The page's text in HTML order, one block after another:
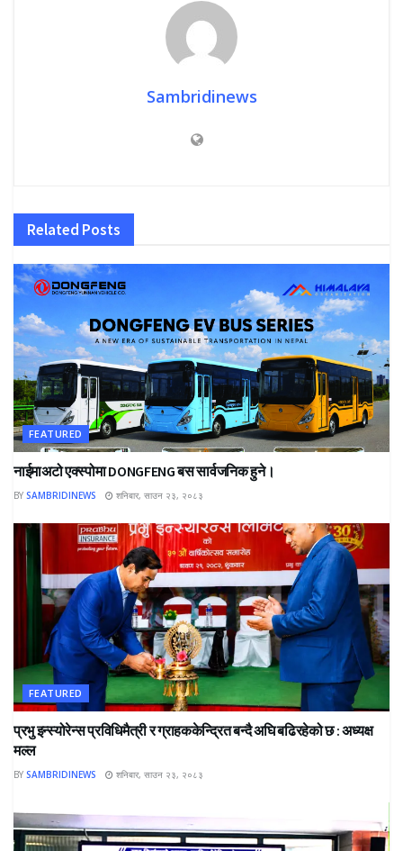
Sambridinews
Related Posts
FEATURED
नाईमाअटो एक्स्पोमा DONGFENG बस सार्वजनिक हुने।
BY SAMBRIDINEWS शनिबार, साउन २३, २०८३
FEATURED
प्रभु इन्स्योरेन्स प्रविधिमैत्री र ग्राहककेन्द्रित बन्दै अघि बढिरहेको छ : अध्यक्ष
मल्ल
BY SAMBRIDINEWS शनिबार, साउन २३, २०८३